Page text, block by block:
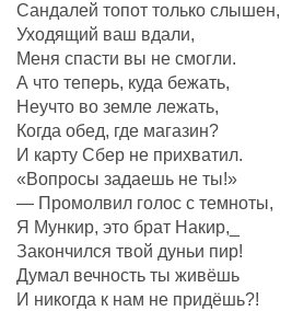
Сандалей топот только слышен,
Уходящий ваш вдали,
Меня спасти вы не смогли.
А что теперь, куда бежать,
Неучто во земле лежать,
Когда обед, где магазин?
И карту Сбер не прихватил.
«Вопросы задаешь не ты!»
— Промолвил голос с темноты,
Я Мункир, это брат Накир,_
Закончился твой дуньи пир!
Думал вечность ты живёшь
И никогда к нам не придёшь?!